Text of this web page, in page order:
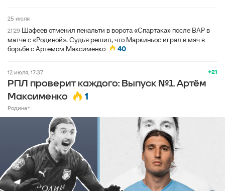
25 июля
21:29 Шафеев отменил пенальти в ворота «Спартака» после ВАР в
матче с «Родиной». Судья решил, что Маркиньос играл в мяч в
борьбе с Артемом Максименко
40
+21
12 июля, 17:37
РПЛ проверит каждого: Выпуск №1. Артём
Максименко
1
Родина+